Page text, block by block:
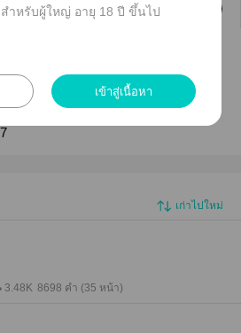
เก่าไปใหม่
3.48K 8698 คำ (35 หน้า)
สำหรับผู้ใหญ่ อายุ 18 ปี ขึ้นไป
เข้าสู่เนื้อหา